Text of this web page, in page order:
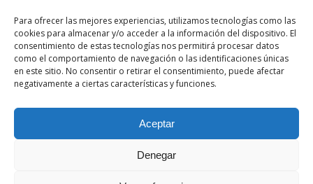
Para ofrecer las mejores experiencias, utilizamos tecnologías como las
cookies para almacenar y/o acceder a la información del dispositivo. El
consentimiento de estas tecnologías nos permitirá procesar datos
como el comportamiento de navegación o las identificaciones únicas
en este sitio. No consentir o retirar el consentimiento, puede afectar
negativamente a ciertas características y funciones.
Aceptar
Denegar
participa"
Aviso Legal
Política de Privacidad
Más Información sobre Cookies